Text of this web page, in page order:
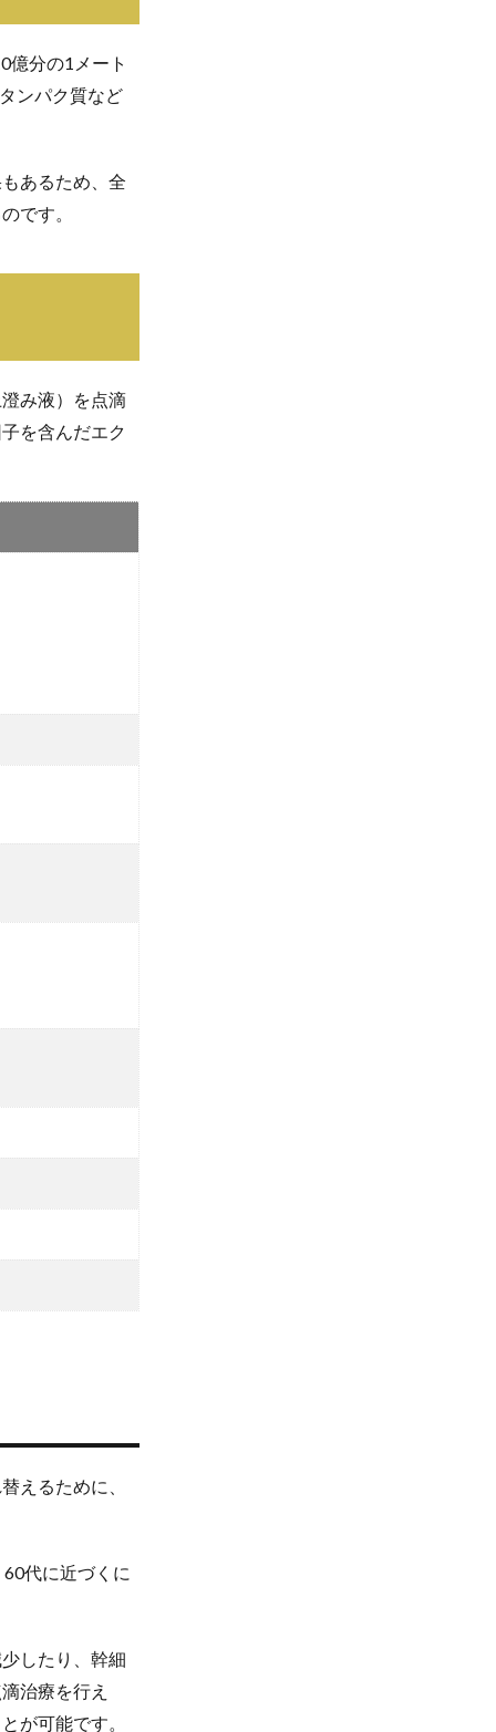
億分の1メート
ンパク質など
あるため、全
です。
み液）を点滴
を含んだエク
えるために、
代に近づくに
したり、幹細
治療を行え
が可能です。